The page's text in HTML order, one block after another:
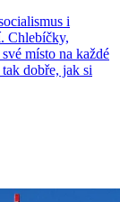
i
Chlebíčky,
místo na každé
dobře, jak si